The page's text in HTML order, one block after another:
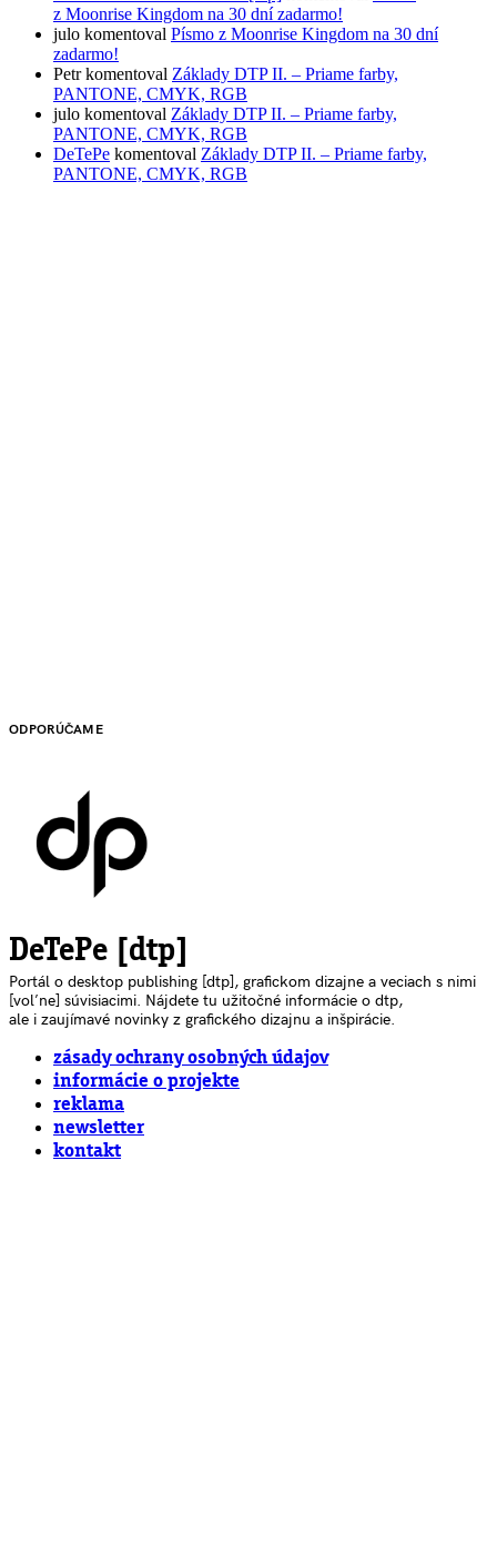
z Moonrise Kingdom na 30 dní zadarmo!
julo komentoval Písmo z Moonrise Kingdom na 30 dní
zadarmo!
Petrkomentoval Základy DTP II. – Priame farby,
PANTONE, CMYK, RGB
julo komentoval Základy DTP II. – Priame farby,
PANTONE, CMYK, RGB
DeTePe komentoval Základy DTP II. – Priame farby,
PANTONE, CMYK, RGB
ODPORÚČAME
DeTePe [dtp]
Portál o desktop publishing [dtp], grafickom dizajne a veciach s nimi
[voľne] súvisiacimi. Nájdete tu užitočné informácie o dtp,
ale i zaujímavé novinky z grafického dizajnu a inšpirácie.
zásady ochrany osobných údajov
informácie o projekte
reklama
newsletter
kontakt